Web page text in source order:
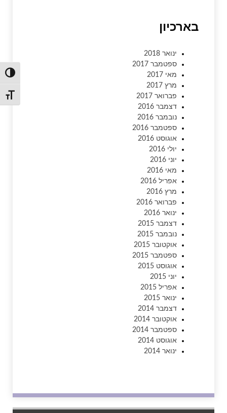
מתג
בארכיון
ינואר 2018
ספטמבר 2017
מאי 2017
מרץ 2017
פברואר 2017
דצמבר 2016
נובמבר 2016
ספטמבר 2016
אוגוסט 2016
יולי 2016
יוני 2016
מאי 2016
אפריל 2016
מרץ 2016
פברואר 2016
ינואר 2016
דצמבר 2015
נובמבר 2015
אוקטובר 2015
ספטמבר 2015
אוגוסט 2015
יוני 2015
אפריל 2015
ינואר 2015
דצמבר 2014
אוקטובר 2014
ספטמבר 2014
אוגוסט 2014
ינואר 2014